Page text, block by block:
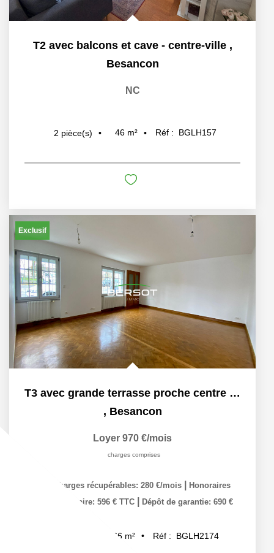
T2 avec balcons et cave - centre-ville ,
Besancon
NC
2 pièce(s) 46 m² Réf : BGLH157
Exclusif
T3 avec grande terrasse proche centre ville
, Besancon
Loyer 970 €/mois
charges comprises
dont charges récupérables: 280 €/mois
Honoraires
charge locataire: 596 € TTC
Dépôt de garantie: 690 €
66 m² Réf : BGLH2174